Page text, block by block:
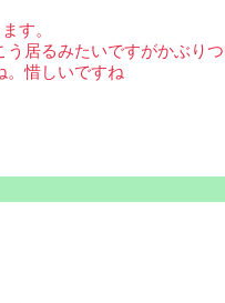
す。
居るみたいですがかぶり
。惜しいですね